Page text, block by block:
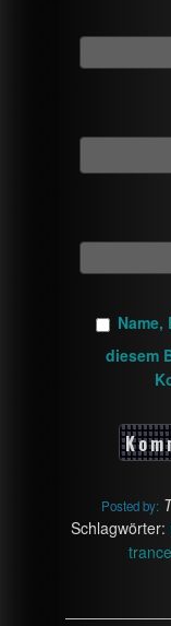
diesem
Posted by:
Schlagwörter: